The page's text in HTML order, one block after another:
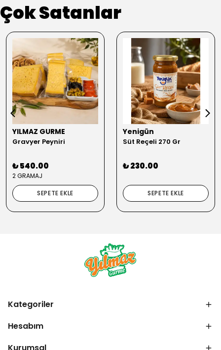
Çok Satanlar
YILMAZ GURME
Gravyer Peyniri
₺ 540.00
2 GRAMAJ
SEPETE EKLE
Yenigün
Süt Reçeli 270 Gr
₺ 230.00
SEPETE EKLE
Kategoriler
Hesabım
Kurumsal